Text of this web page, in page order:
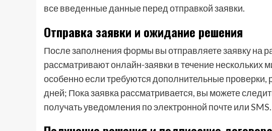
все введенные данные перед отправкой заявки.
Отправка заявки и ожидание решения
После заполнения формы вы отправляете заявку на
рассматривают онлайн-заявки в течение нескольких
особенно если требуются дополнительные проверки,
дней; Пока заявка рассматривается, вы можете
получать уведомления по электронной почте или SMS.